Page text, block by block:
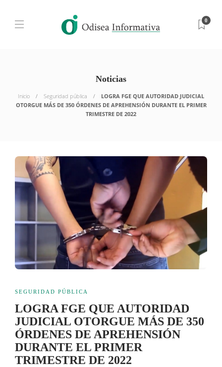
0
Noticias
Inicio Seguridad pública
LOGRA FGE QUE AUTORIDAD JUDICIAL
OTORGUE MÁS DE 350 ÓRDENES DE APREHENSIÓN DURANTE EL PRIMER
TRIMESTRE DE 2022
SEGURIDAD PÚBLICA
LOGRA FGE QUE AUTORIDAD
JUDICIAL OTORGUE MÁS DE 350
ÓRDENES DE APREHENSIÓN
DURANTE EL PRIMER
TRIMESTRE DE 2022